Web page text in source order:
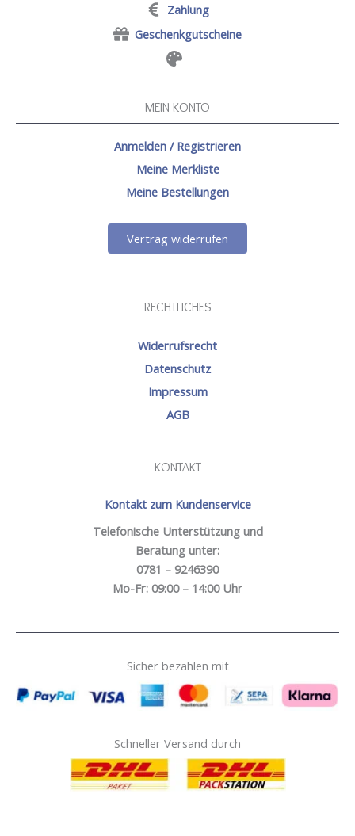
Zahlung
Geschenkgutscheine
MEIN KONTO
Anmelden / Registrieren
Meine Merkliste
Meine Bestellungen
Vertrag widerrufen
RECHTLICHES
Widerrufsrecht
Datenschutz
Impressum
AGB
KONTAKT
Kontakt zum Kundenservice
Telefonische Unterstützung und
Beratung unter:
0781 – 9246390
Mo-Fr: 09:00 – 14:00 Uhr
Sicher bezahlen mit
Schneller Versand durch